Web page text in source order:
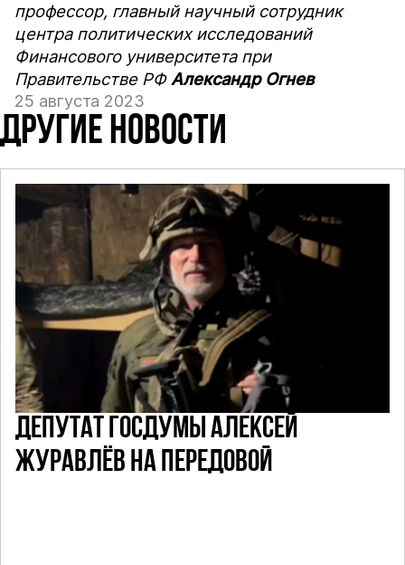
профессор, главный научный сотрудник
центра политических исследований
Финансового университета при
Правительстве РФ Александр Огнев
25 августа 2023
ДРУГИЕ НОВОСТИ
ДЕПУТАТ ГОСДУМЫ АЛЕКСЕЙ
ЖУРАВЛЁВ НА ПЕРЕДОВОЙ